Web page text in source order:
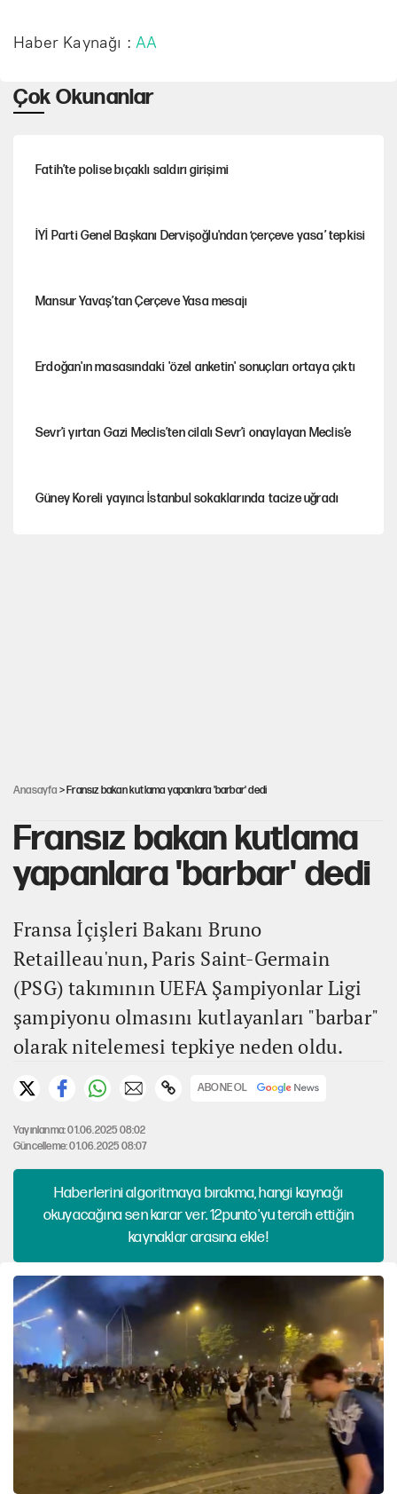
Haber Kaynağı :AA
Çok Okunanlar
Fatih’te polise bıçaklı saldırı girişimi
İYİ Parti Genel Başkanı Dervişoğlu'ndan ‘çerçeve yasa’ tepkisi
Mansur Yavaş’tan Çerçeve Yasa mesajı
Erdoğan'ın masasındaki 'özel anketin' sonuçları ortaya çıktı
Sevr’i yırtan Gazi Meclis’ten cilalı Sevr’i onaylayan Meclis’e
Güney Koreli yayıncı İstanbul sokaklarında tacize uğradı
Anasayfa > Fransız bakan kutlama yapanlara 'barbar' dedi
Fransız bakan kutlama
yapanlara 'barbar' dedi
Fransa İçişleri Bakanı Bruno
Retailleau'nun, Paris Saint-Germain
(PSG) takımının UEFA Şampiyonlar Ligi
şampiyonu olmasını kutlayanları "barbar"
olarak nitelemesi tepkiye neden oldu.
ABONE OL
Yayınlanma: 01.06.2025 08:02
Güncelleme: 01.06.2025 08:07
Haberlerini algoritmaya bırakma, hangi kaynağı
okuyacağına sen karar ver. 12punto'yu tercih ettiğin
kaynaklar arasına ekle!